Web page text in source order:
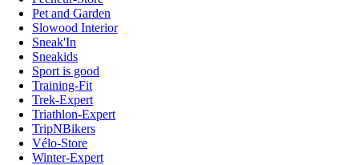
Pet and Garden
Slowood Interior
Sneak'In
Sneakids
Sport is good
Training-Fit
Trek-Expert
Triathlon-Expert
TripNBikers
Vélo-Store
Winter-Expert